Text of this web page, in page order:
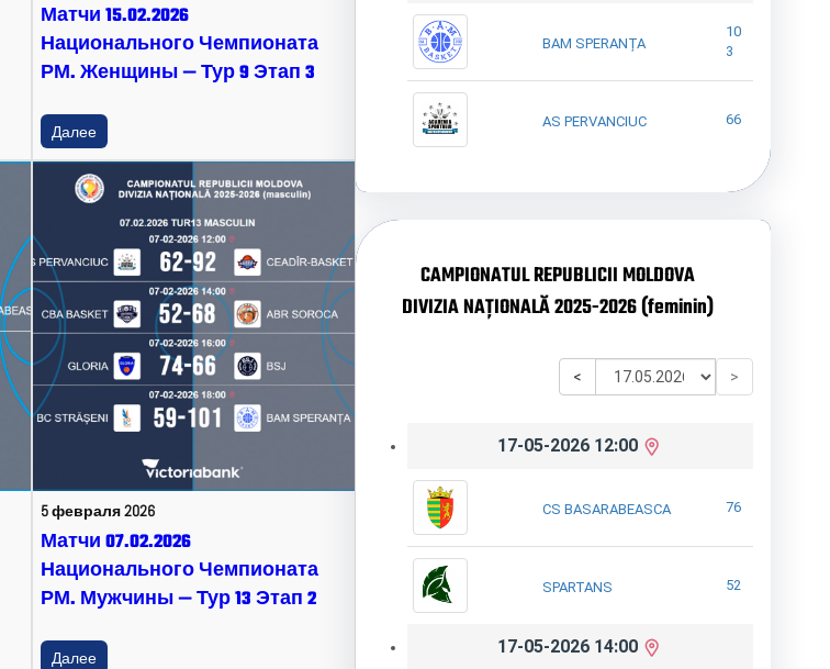
Матчи 15.02.2026
Национального Чемпионата
РМ. Женщины — Тур 9 Этап 3
Далее
5 февраля 2026
Матчи 07.02.2026
Национального Чемпионата
РМ. Мужчины — Тур 13 Этап 2
Далее
BAM SPERANȚA
10
3
AS PERVANCIUC 66
CAMPIONATUL REPUBLICII MOLDOVA
DIVIZIA NAȚIONALĂ 2025-2026 (feminin)
< >
17-05-2026 12:00
CS BASARABEASCA 76
SPARTANS 52
17-05-2026 14:00